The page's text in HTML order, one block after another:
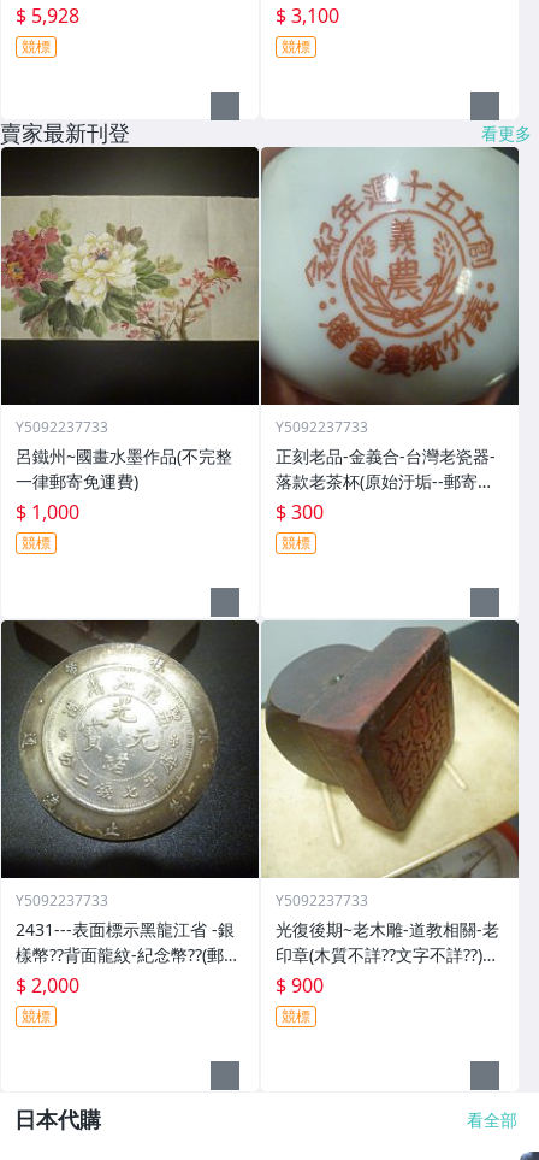
$ 5,928
競標
$ 3,100
競標
賣家最新刊登 看更多
Y5092237733
呂鐵州~國畫水墨作品(不完整
一律郵寄免運費)
$ 1,000
競標
Y5092237733
正刻老品-金義合-台灣老瓷器-
落款老茶杯(原始汙垢--郵寄免
運費)
$ 300
競標
Y5092237733
2431---表面標示黑龍江省 -銀
樣幣??背面龍紋-紀念幣??(郵寄
免運費)
$ 2,000
競標
Y5092237733
光復後期~老木雕-道教相關-老
印章(木質不詳??文字不詳??)歷
史民俗文物??(郵寄免運費)
$ 900
競標
日本代購 看全部